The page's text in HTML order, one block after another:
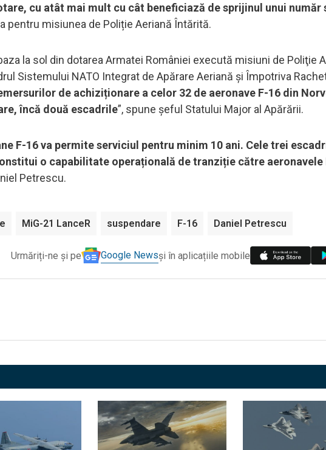
cu atât mai mult cu cât beneficiază de sprijinul unui număr
pentru misiunea de Poliție Aeriană Întărită.
la sol din dotarea Armatei României execută misiuni de Poliţie
Sistemului NATO Integrat de Apărare Aeriană și Împotriva
de achiziționare a celor 32 de aeronave F-16 din
încă două escadrile”, spune șeful Statului Major al Apărării.
F-16 va permite serviciul pentru minim 10 ani. Cele trei
o capabilitate operațională de tranziție către aeronavele
Petrescu.
MiG-21 LanceR suspendare F-16 Daniel Petrescu
Urmăriți-ne și pe Google Newsși în aplicațiile mobile